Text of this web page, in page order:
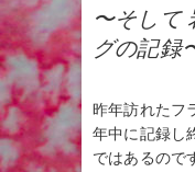
〜そして
グの記録
昨年訪れたフ
年中に記録し
ではあるので